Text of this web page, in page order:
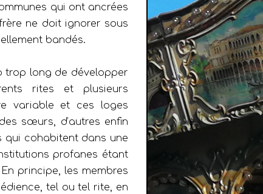
qui ont ancrées
ne doit ignorer sous
bandés.
trop long de développer
rites et plusieurs
variable et ces loges
sœurs, d’autres enfin
cohabitent dans une
profanes étant
principe, les membres
tel ou tel rite, en